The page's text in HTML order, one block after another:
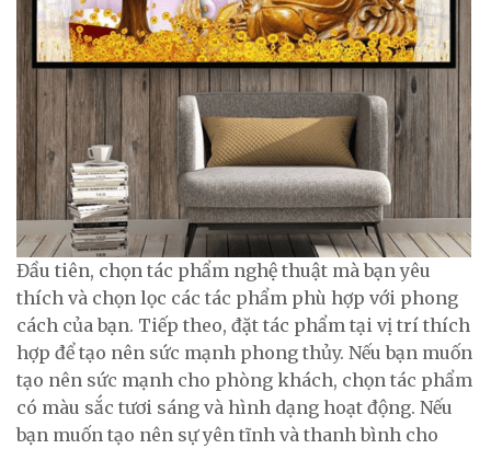
Đầu tiên, chọn tác phẩm nghệ thuật mà bạn yêu
thích và chọn lọc các tác phẩm phù hợp với phong
cách của bạn. Tiếp theo, đặt tác phẩm tại vị trí thích
hợp để tạo nên sức mạnh phong thủy. Nếu bạn muốn
tạo nên sức mạnh cho phòng khách, chọn tác phẩm
có màu sắc tươi sáng và hình dạng hoạt động. Nếu
bạn muốn tạo nên sự yên tĩnh và thanh bình cho